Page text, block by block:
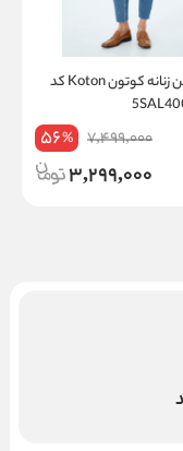
شلوار جین زنانه کوتون Koton کد
7,499,000
56%
3,299,000